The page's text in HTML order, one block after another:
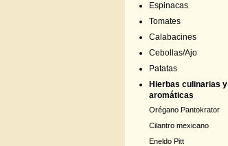
Espinacas
Tomates
Calabacines
Cebollas/Ajo
Patatas
Hierbas culinarias y
aromáticas
Orégano Pantokrator
Cilantro mexicano
Eneldo Pitt